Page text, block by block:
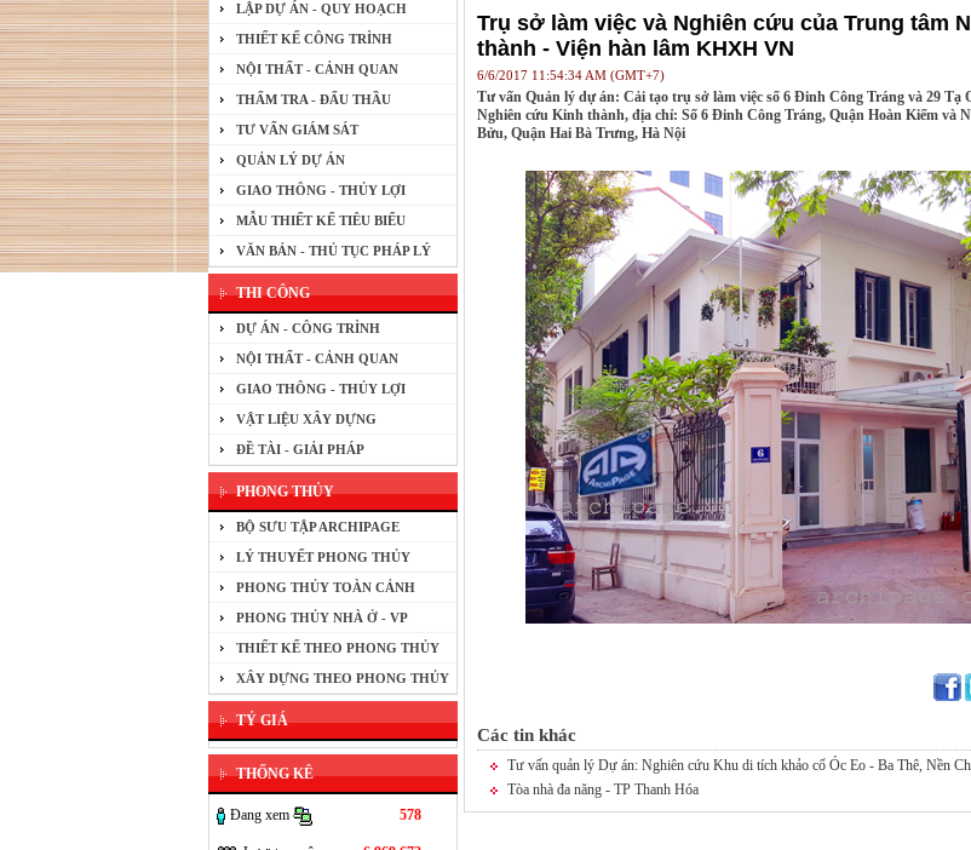
LẬP DỰ ÁN - QUY HOẠCH
THIẾT KẾ CÔNG TRÌNH
NỘI THẤT - CẢNH QUAN
THẨM TRA - ĐẤU THẦU
TƯ VẤN GIÁM SÁT
QUẢN LÝ DỰ ÁN
GIAO THÔNG - THỦY LỢI
MẪU THIẾT KẾ TIÊU BIỂU
VĂN BẢN - THỦ TỤC PHÁP LÝ
THI CÔNG
DỰ ÁN - CÔNG TRÌNH
NỘI THẤT - CẢNH QUAN
GIAO THÔNG - THỦY LỢI
VẬT LIỆU XÂY DỰNG
ĐỀ TÀI - GIẢI PHÁP
PHONG THỦY
BỘ SƯU TẬP ARCHIPAGE
LÝ THUYẾT PHONG THỦY
PHONG THỦY TOÀN CẢNH
PHONG THỦY NHÀ Ở - VP
THIẾT KẾ THEO PHONG THỦY
XÂY DỰNG THEO PHONG THỦY
TỶ GIÁ
THỐNG KÊ
578
Đang xem
Trụ sở làm việc và Nghiên cứu của Trung tâm
thành - Viện hàn lâm KHXH VN
6/6/2017 11:54:34 AM (GMT+7)
Tư vấn Quản lý dự án: Cải tạo trụ sở làm việc số 6 Đinh Công Tráng và 29 Tạ
Nghiên cứu Kinh thành, địa chỉ: Số 6 Đinh Công Tráng, Quận Hoàn Kiếm và
Bửu, Quận Hai Bà Trưng, Hà Nội
Các tin khác
Tư vấn quản lý Dự án: Nghiên cứu Khu di tích khảo cổ Óc Eo - Ba Thê, Nền
Tòa nhà đa năng - TP Thanh Hóa